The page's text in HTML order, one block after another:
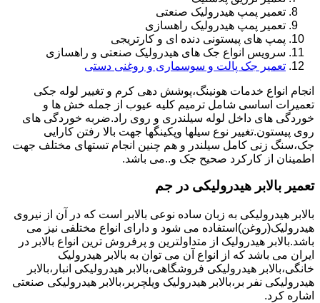
تعمیر پمپ هیدرولیک صنعتی
تعمیر پمپ هیدرولیک راهسازی
پمپ های پیستونی دنده ای و کارتریجی
سرویس انواع جک های هیدرولیک صنعتی و راهسازی
تعمیر جک پالت و سوسماری و روغنی دستی
انجام انواع خدمات هونینگ،پوشش دهی کرم و تغییر لوله جکی
تعمیرات اساسی شامل ترمیم کلیه عیوب از جمله خش ها و
خوردگی های داخل لوله سیلندری و روی راد.ضربه خوردگی های
روی پیستون.تغییر نوع سیلها وپکینگها جهت بالا رفتن کارایی
جک،سنگ زنی کامل سیلندر و هم چنین انجام تستهای مختلف جهت
اطمینان از کارکرد صحیح جک و..می باشد.
تعمیر بالابر هیدرولیکی در جم
بالابر هیدرولیکی به زبان ساده نوعی بالابر است که در آن از نیروی
هیدرولیک(روغن)استفاده می شود و دارای انواع مختلفی نیز می
باشد.بالابر هیدرولیک از متداولترین و پرفروش ترین انواع بالابر در
ایران می باشد که از انواع آن می توان به بالابر هیدرولیک
خانگی،بالابر هیدرولیکی فروشگاهی،بالابر هیدرولیکی انبار،بالابر
هیدرولیکی نفر بر،بالابر هیدرولیک ویلچربر،بالابر هیدرولیکی صنعتی
اشاره کرد.